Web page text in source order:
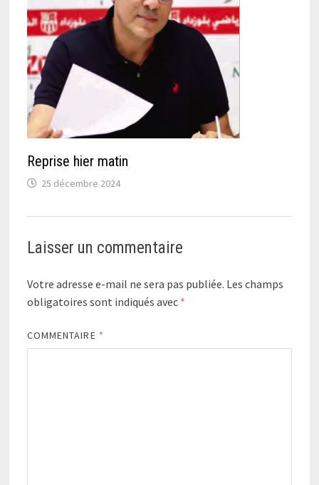
Reprise hier matin
25 décembre 2024
Laisser un commentaire
Votre adresse e-mail ne sera pas publiée. Les champs
obligatoires sont indiqués avec *
COMMENTAIRE *